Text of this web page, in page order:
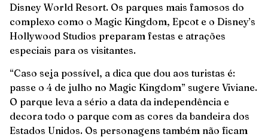
Disney World Resort. Os parques mais famosos do
complexo como o Magic Kingdom, Epcot e o Disney’s
Hollywood Studios preparam festas e atrações
especiais para os visitantes.
“Caso seja possível, a dica que dou aos turistas é:
passe o 4 de julho no Magic Kingdom” sugere Viviane.
O parque leva a sério a data da independência e
decora todo o parque com as cores da bandeira dos
Estados Unidos. Os personagens também não ficam